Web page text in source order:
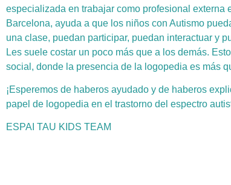
especializada en trabajar como profesional externa
Barcelona, ayuda a que los niños con Autismo
una clase, puedan participar, puedan interactuar y
Les suele costar un poco más que a los demás.
social, donde la presencia de la logopedia es más
¡Esperemos de haberos ayudado y de haberos
papel de logopedia en el trastorno del espectro
ESPAI TAU KIDS TEAM